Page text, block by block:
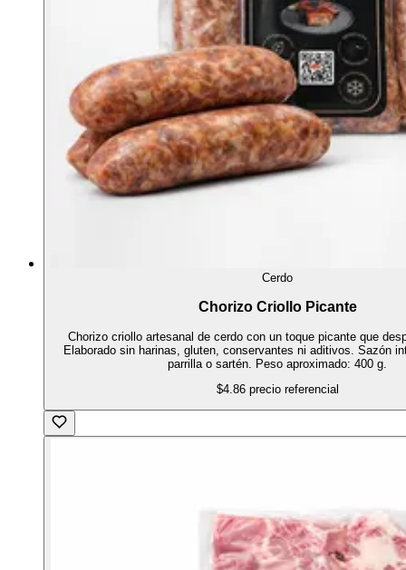
Cerdo
Chorizo Criollo Picante
Chorizo criollo artesanal de cerdo con un toque picante que
Elaborado sin harinas, gluten, conservantes ni aditivos. Sazón
parrilla o sartén. Peso aproximado: 400 g.
$4.86 precio referencial